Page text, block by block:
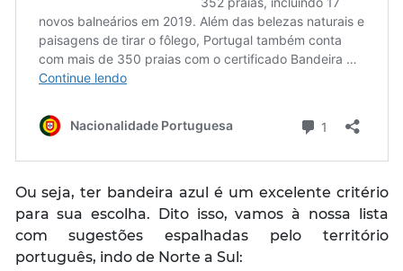
Ou seja, ter bandeira azul é um excelente critério
para sua escolha. Dito isso, vamos à nossa lista
com sugestões espalhadas pelo território
português, indo de Norte a Sul: